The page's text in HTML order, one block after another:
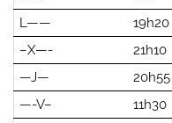
L——
19h20
–X—-
21h10
—J—
20h55
—-V–
11h30